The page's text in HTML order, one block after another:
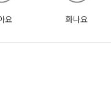
요 화나요